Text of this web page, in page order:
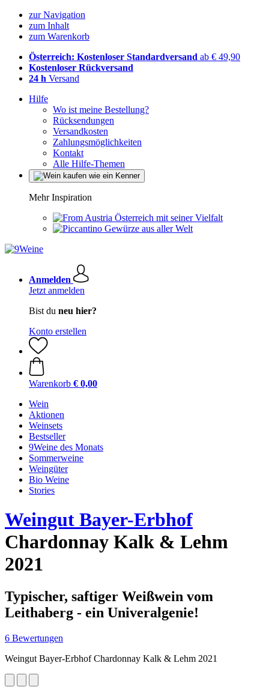
zur Navigation
zum Inhalt
zum Warenkorb
Österreich: Kostenloser Standardversand ab € 49,90
Kostenloser Rückversand
24 h Versand
Hilfe
Wo ist meine Bestellung?
Rücksendungen
Versandkosten
Zahlungsmöglichkeiten
Kontakt
Alle Hilfe-Themen
Mehr Inspiration
Österreich mit seiner Vielfalt
Gewürze aus aller Welt
Anmelden
Jetzt anmelden
Bist du neu hier?
Konto erstellen
Warenkorb € 0,00
Wein
Aktionen
Weinsets
Bestseller
9Weine des Monats
Sommerweine
Weingüter
Bio Weine
Stories
Weingut Bayer-Erbhof
Chardonnay Kalk & Lehm
2021
Typischer, saftiger Weißwein vom
Leithaberg - ein Univeralgenie!
6 Bewertungen
Weingut Bayer-Erbhof Chardonnay Kalk & Lehm 2021